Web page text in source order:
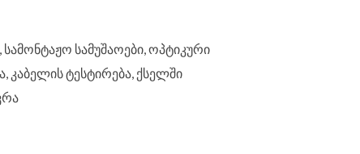
სამუშაოები, ოპტიკური
კაბელის ტესტირება, ქსელში